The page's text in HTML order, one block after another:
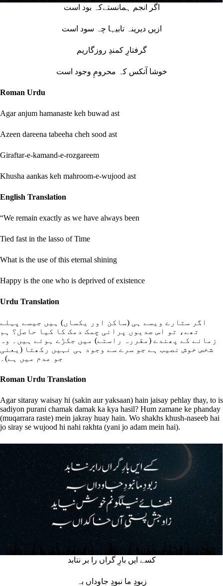
اگر انجم ہمانستےکہ بود است
ازیں دیرینہ تابیہا چہ سود است
گرفتارِ کمندِ روزگاریم
خوشا آنکس کہ محرومِ وجود است
Roman Urdu
Agar anjum hamanaste keh buwad ast
Azeen dareena tabeeha cheh sood ast
Giraftar-e-kamand-e-rozgareem
Khusha aankas keh mahroom-e-wujood ast
English Translation
“We remain exactly as we have always been
Tied fast in the lasso of Time
What is the use of this eternal shining
Happy is the one who is deprived of existence
Urdu Translation
اگر ستارے ویسے ہی (ساکن اور یکساں) ہیں جیسے پہلے
تھے، تو اس صدیوں پرانی چمک دمک کا کیا حاصل؟ ہم
زمانے کے پھندے (مقررہ راستے) میں جکڑے ہوئے ہیں۔ وہ
شخص خوش نصیب ہے جو سرے سے وجود ہی نہیں رکھتا (یعنی
جو عدم میں ہے)۔
Roman Urdu Translation
Agar sitaray waisay hi (sakin aur yaksaan) hain jaisay pehlay thay, to is
sadiyon purani chamak damak ka kya hasil? Hum zamane ke phanday
(muqarrara raste) mein jakray huay hain. Wo shakhs khush-naseeb hai
jo siray se wujood hi nahi rakhta (yani jo adam mein hai).
کسے ایں بارِ گراں را بر نتابد
زبودِ ما نبودِ جاوداں بہ